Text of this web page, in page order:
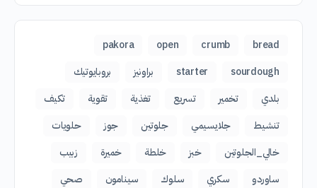
bread
crumb
open
pakora
sourdough
starter براونيز
بروبايوتيك
بلدي
تخمير تسريع تغذية تقوية
تكيف
تنشيط
جلايسيمي جلوتين جوز
حلويات
خالي_الجلوتين
خبز خلطة خميرة
زبيب
ساوردو
سكري سلوك سينامون
صحي